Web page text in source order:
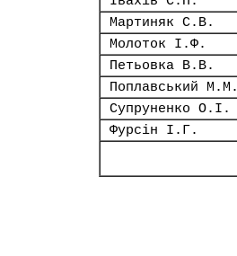
Мартиняк С.В.
Молоток І.Ф.
Петьовка В.В.
Поплавський М.М.
Супруненко О.І.
Фурсін І.Г.